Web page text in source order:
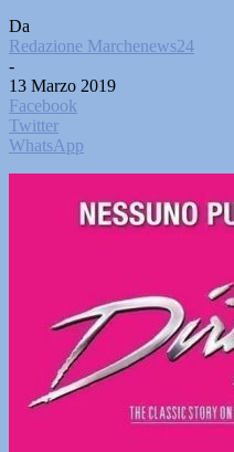
Da
Redazione Marchenews24
-
13 Marzo 2019
Facebook
Twitter
WhatsApp